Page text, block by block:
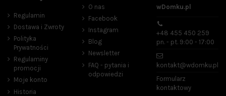
Regulamin
Dostawa i Zwroty
Polityka
Prywatności
Regulaminy
promocji
Moje konto
Historia
O nas
Facebook
Instagram
Blog
Newsletter
FAQ - pytania i
odpowiedzi
wDomku.pl
+48 455 450 259
pn. - pt. 9:00 - 17:00
kontakt@wdomku.pl
Formularz
kontaktowy